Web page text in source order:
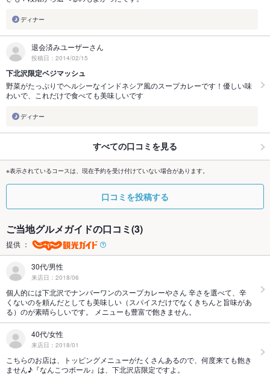
ディナー
退会済みユーザーさん
投稿日：2014/02/15
下北沢限定ベジマッシュ
野菜がたっぷりでヘルシーなインドネシア風のスープカレーです！優しい味
わいで、これだけで食べても美味しいです
ディナー
すべての口コミを見る
※表示されているコースは、現在予約を受け付けていない場合があります。
口コミを投稿する
ご当地グルメガイドの口コミ(3)
提供 ：
30代/男性
来店日：2018/06
個人的には下北沢でナンバーワンのスープカレーやさん 辛さを選べて、辛
くないのを頼んだとしても美味しい（スパイスだけでなくきちんと旨味があ
る）のが素晴らしいです。 メニューも豊富で飽きません。
40代/女性
来店日：2018/01
こちらのお店は、トッピングメニューがたくさんあるので、何度来ても飽き
ません♪『なんこつボール』は、下北沢店限定ですよ。